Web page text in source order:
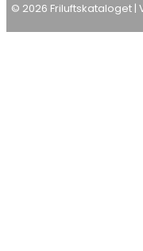
© 2026 Friluftskataloget |